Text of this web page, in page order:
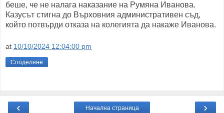
беше, че не налага наказание на Румяна Иванова.
Казусът стигна до Върховния административен съд,
който потвърди отказа на колегията да накаже Иванова.
at 10/10/2024 12:04:00 pm
Споделяне
‹ ›
Начална страница